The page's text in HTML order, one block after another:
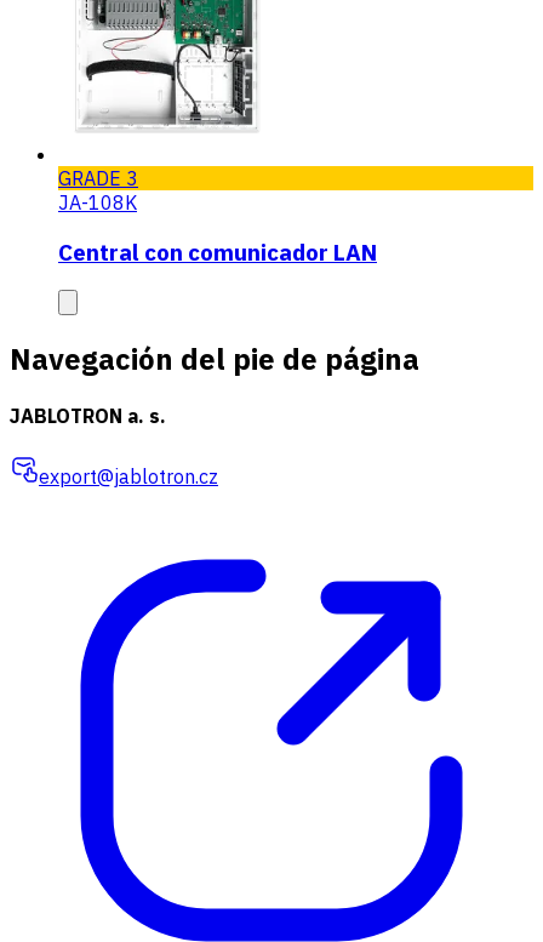
GRADE 3
JA-108K
Central con comunicador LAN
Navegación del pie de página
JABLOTRON a. s.
export@jablotron.cz